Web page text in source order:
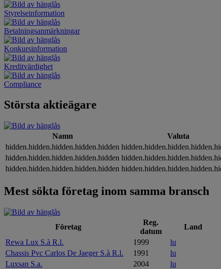
Styrelseinformation
Betalningsanmärkningar
Konkursinformation
Kreditvärdighet
Compliance
Största aktieägare
Namn
Valuta
hidden.hidden.hidden.hidden.hidden
hidden.hidden.hidden.hidden.hidden
hidden.hidden.hidden.hidden.hidden
Mest sökta företag inom samma bransch
Företag
Reg.
datum
Land
Rewa Lux S.à R.l.
1999
lu
Chassis Pvc Carlos De Jaeger S.à R.l.
1991
lu
Luxsan S.a.
2004
lu